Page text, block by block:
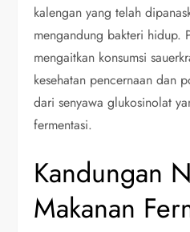
kalengan yang telah
mengandung bakteri hidup.
mengaitkan konsumsi
kesehatan pencernaan dan
dari senyawa glukosinolat
fermentasi.
Kandungan
Makanan